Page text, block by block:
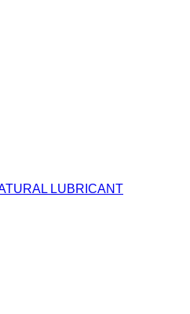
LUBRICANT